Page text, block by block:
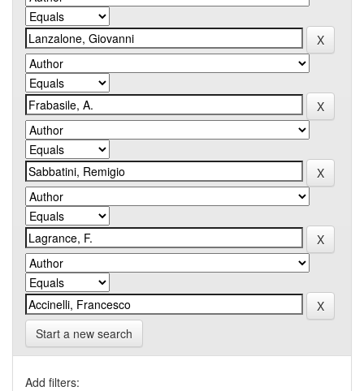
Start a new search
Add filters: